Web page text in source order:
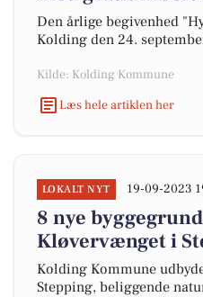
Den årlige begivenhed
Kolding den 24.
Kilde: Kolding Kommune
Læs hele artiklen her
LOKALT NYT 19-09-2023
8 nye
Kløvervænget i
Kolding Kommune
Stepping, beliggende